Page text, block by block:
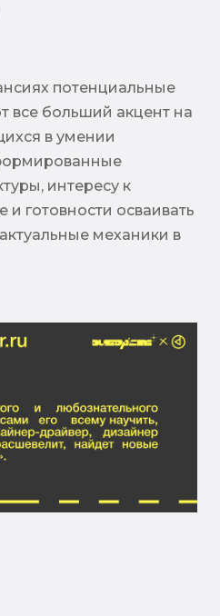
потенциальные
все больший акцент на
в умении
интересу к
готовности осваивать
механики в